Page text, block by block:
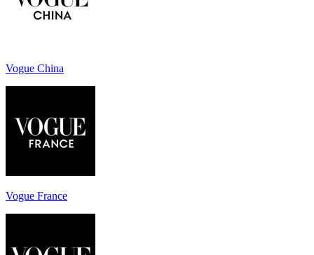
Vogue China
Vogue France